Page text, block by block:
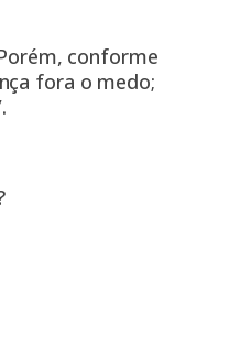
conforme
fora o medo;